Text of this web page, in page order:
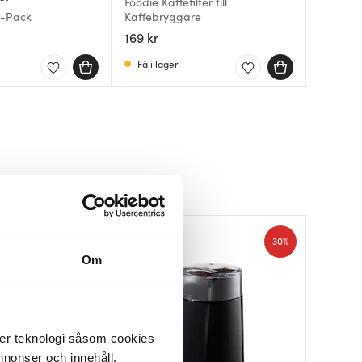
Om
teknologi såsom cookies
och innehåll,
Pack
Kaffebryggare
169 kr
Få i lager
30%